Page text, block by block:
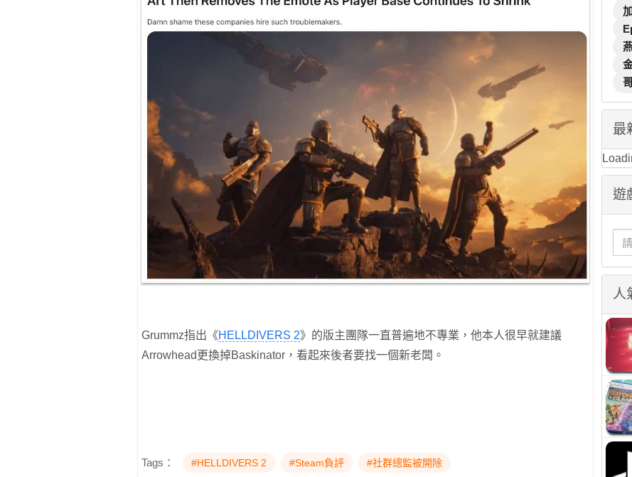
Grummz指出《HELLDIVERS 2》的版主團隊一直普遍地不專業，他本人很早就建議
Arrowhead更換掉Baskinator，看起來後者要找一個新老闆。
Tags： #HELLDIVERS 2 #Steam負評 #社群總監被開除
最
遊
人